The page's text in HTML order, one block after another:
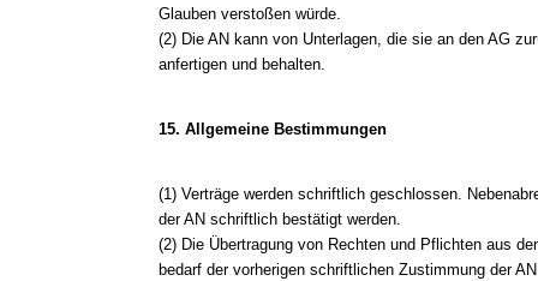
Glauben verstoßen würde.
(2) Die AN kann von Unterlagen, die sie an den AG
anfertigen und behalten.
15. Allgemeine Bestimmungen
(1) Verträge werden schriftlich geschlossen.
der AN schriftlich bestätigt werden.
(2) Die Übertragung von Rechten und Pflichten aus
bedarf der vorherigen schriftlichen Zustimmung der